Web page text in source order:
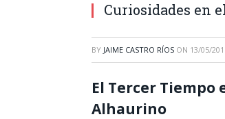
Curiosidades en
BY JAIME CASTRO RÍOS ON 13/05/
El Tercer
Alhaurino